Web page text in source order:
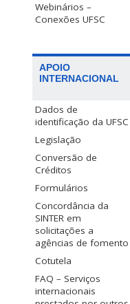
Webinários –
Conexões UFSC
APOIO
INTERNACIONAL
Dados de
identificação da UFSC
Legislação
Conversão de
Créditos
Formulários
Concordância da
SINTER em
solicitações a
agências de fomento
Cotutela
FAQ – Serviços
internacionais